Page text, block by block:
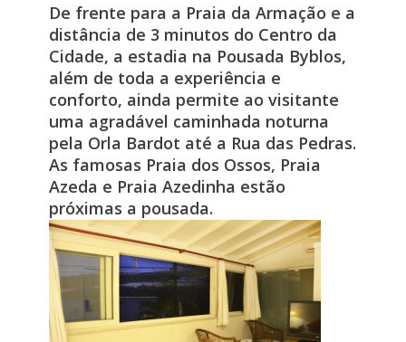
De frente para a Praia da Armação e a
distância de 3 minutos do Centro da
Cidade, a estadia na Pousada Byblos,
além de toda a experiência e
conforto, ainda permite ao visitante
uma agradável caminhada noturna
pela Orla Bardot até a Rua das Pedras.
As famosas Praia dos Ossos, Praia
Azeda e Praia Azedinha estão
próximas a pousada.